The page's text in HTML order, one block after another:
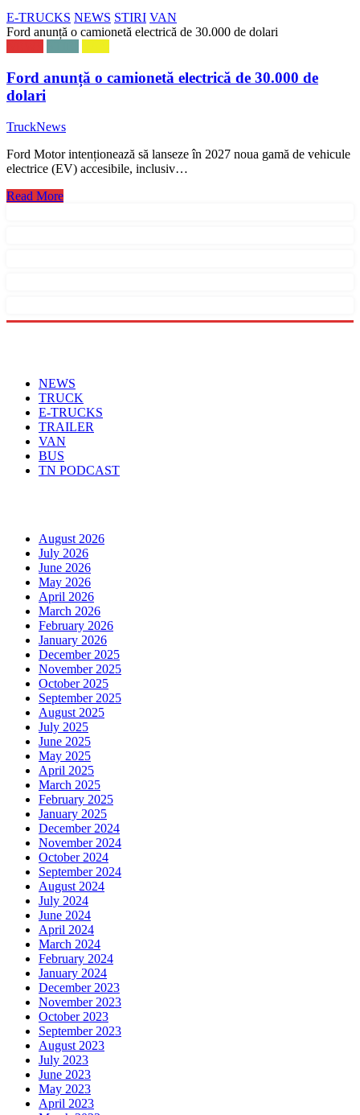
E-TRUCKS NEWS STIRI VAN
Ford anunță o camionetă electrică de 30.000 de dolari
Ford anunță o camionetă electrică de 30.000 de
dolari
TruckNews
Ford Motor intenționează să lanseze în 2027 noua gamă de vehicule
electrice (EV) accesibile, inclusiv…
Read More
NEWS
TRUCK
E-TRUCKS
TRAILER
VAN
BUS
TN PODCAST
August 2026
July 2026
June 2026
May 2026
April 2026
March 2026
February 2026
January 2026
December 2025
November 2025
October 2025
September 2025
August 2025
July 2025
June 2025
May 2025
April 2025
March 2025
February 2025
January 2025
December 2024
November 2024
October 2024
September 2024
August 2024
July 2024
June 2024
April 2024
March 2024
February 2024
January 2024
December 2023
November 2023
October 2023
September 2023
August 2023
July 2023
June 2023
May 2023
April 2023